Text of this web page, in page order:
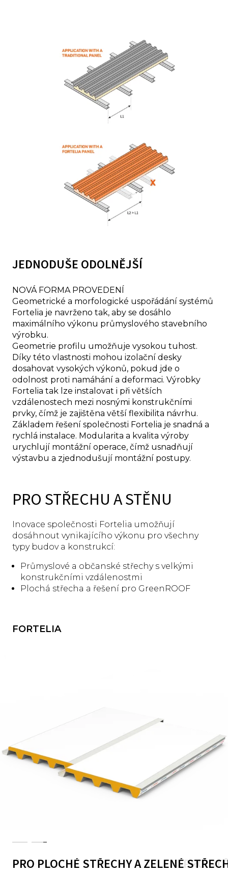
JEDNODUŠE ODOLNĚJŠÍ
NOVÁ FORMA PROVEDENÍ
Geometrické a morfologické uspořádání systémů
Fortelia je navrženo tak, aby se dosáhlo
maximálního výkonu průmyslového stavebního
výrobku.
Geometrie profilu umožňuje vysokou tuhost.
Díky této vlastnosti mohou izolační desky
dosahovat vysokých výkonů, pokud jde o
odolnost proti namáhání a deformaci. Výrobky
Fortelia tak lze instalovat i při větších
vzdálenostech mezi nosnými konstrukčními
prvky, čímž je zajištěna větší flexibilita návrhu.
Základem řešení společnosti Fortelia je snadná a
rychlá instalace. Modularita a kvalita výroby
urychlují montážní operace, čímž usnadňují
výstavbu a zjednodušují montážní postupy.
PRO STŘECHU A STĚNU
Inovace společnosti Fortelia umožňují
dosáhnout vynikajícího výkonu pro všechny
typy budov a konstrukcí:
Průmyslové a občanské střechy s velkými
konstrukčními vzdálenostmi
Plochá střecha a řešení pro GreenROOF
FORTELIA
PRO PLOCHÉ STŘECHY A ZELENÉPRO